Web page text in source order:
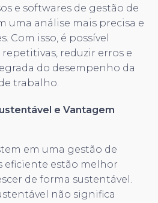
e softwares de gestão de
uma análise mais precisa e
Com isso, é possível
reduzir erros e
do desempenho da
trabalho.
e Vantagem
em uma gestão de
eficiente estão melhor
de forma sustentável.
não significa